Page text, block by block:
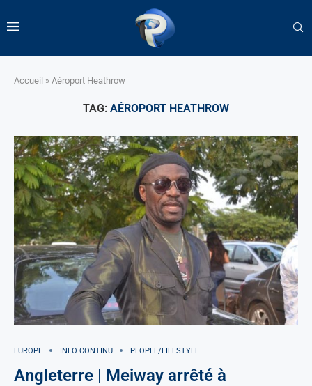
Accueil » Aéroport Heathrow
TAG: AÉROPORT HEATHROW
EUROPE INFO CONTINU PEOPLE/LIFESTYLE
Angleterre | Meiway arrêté à